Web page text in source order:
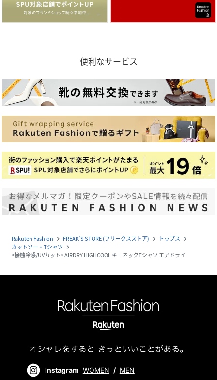
便利なサービス
Rakuten Fashion navigate_next FREAK’S STORE (フリークスストア) navigate_next トップス navigate_next
カットソー・Tシャツ navigate_next
<接触冷感/UVカット> AIRDRY HIGHCOOL キーネックTシャツ エアドライ
Instagram WOMEN / MEN